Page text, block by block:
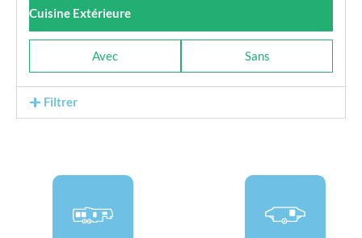
Cuisine Extérieure
Avec Sans
Filtrer